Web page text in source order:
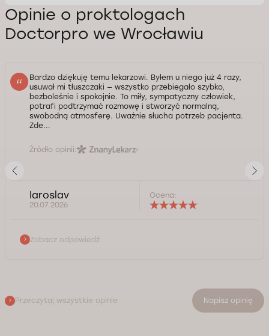
Opinie o proktologach
Doctorpro we Wrocławiu
Bardzo dziękuję temu lekarzowi. Byłem u niego już 4 razy,
usuwał mi tłuszczaki — wszystko przebiegało szybko,
bezboleśnie i spokojnie. To miły, sympatyczny człowiek,
potrafi podtrzymać rozmowę i stworzyć normalną,
swobodną atmosferę. Uważnie słucha potrzeb pacjenta.
Zde...
Źródło opinii:
Iaroslav
20.07.2026
Ocena:
Zobacz odpowiedź
Przeczytaj wszystkie opinie Napisz opinię